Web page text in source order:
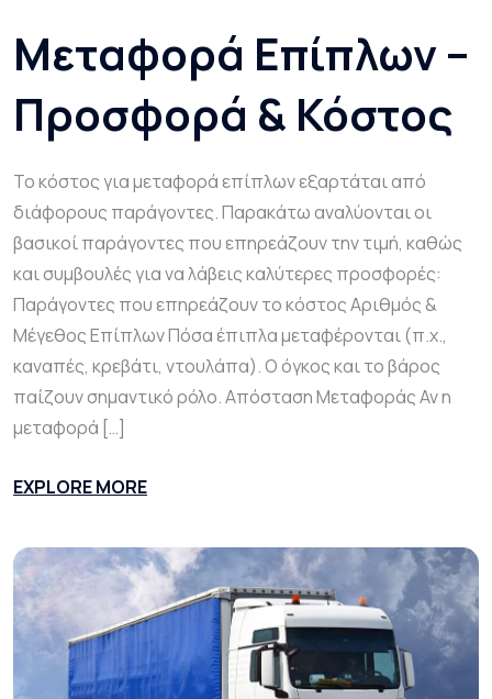
Μεταφορά Επίπλων –
Προσφορά & Κόστος
Το κόστος για μεταφορά επίπλων εξαρτάται από
διάφορους παράγοντες. Παρακάτω αναλύονται οι
βασικοί παράγοντες που επηρεάζουν την τιμή, καθώς
και συμβουλές για να λάβεις καλύτερες προσφορές:
Παράγοντες που επηρεάζουν το κόστος Αριθμός &
Μέγεθος Επίπλων Πόσα έπιπλα μεταφέρονται (π.χ.,
καναπές, κρεβάτι, ντουλάπα). Ο όγκος και το βάρος
παίζουν σημαντικό ρόλο. Απόσταση Μεταφοράς Αν η
μεταφορά […]
EXPLORE MORE